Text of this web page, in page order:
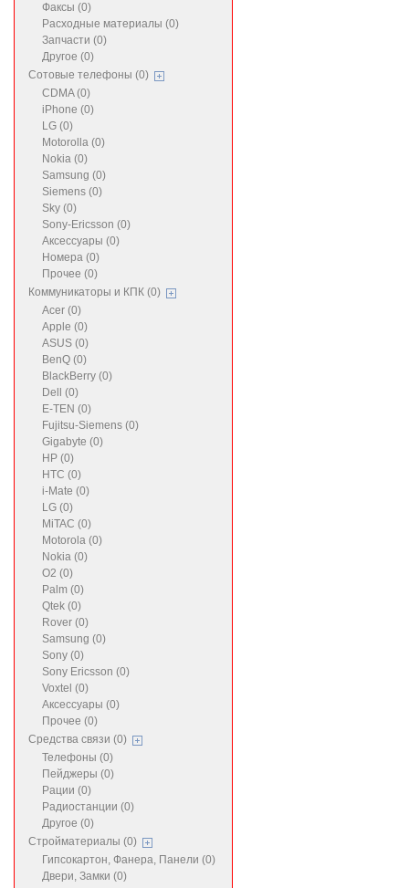
Факсы (0)
Расходные материалы (0)
Запчасти (0)
Другое (0)
Сотовые телефоны (0)
CDMA (0)
iPhone (0)
LG (0)
Motorolla (0)
Nokia (0)
Samsung (0)
Siemens (0)
Sky (0)
Sony-Ericsson (0)
Аксессуары (0)
Номера (0)
Прочее (0)
Коммуникаторы и КПК (0)
Acer (0)
Apple (0)
ASUS (0)
BenQ (0)
BlackBerry (0)
Dell (0)
E-TEN (0)
Fujitsu-Siemens (0)
Gigabyte (0)
HP (0)
HTC (0)
i-Mate (0)
LG (0)
MiTAC (0)
Motorola (0)
Nokia (0)
O2 (0)
Palm (0)
Qtek (0)
Rover (0)
Samsung (0)
Sony (0)
Sony Ericsson (0)
Voxtel (0)
Аксессуары (0)
Прочее (0)
Средства связи (0)
Телефоны (0)
Пейджеры (0)
Рации (0)
Радиостанции (0)
Другое (0)
Стройматериалы (0)
Гипсокартон, Фанера, Панели (0)
Двери, Замки (0)